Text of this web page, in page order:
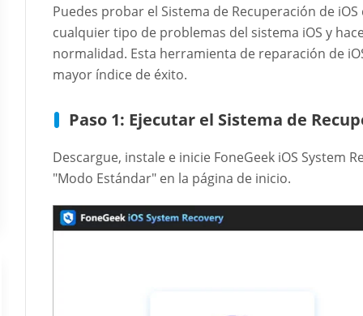
Puedes probar el Sistema de Recuperación de
cualquier tipo de problemas del sistema iOS y
normalidad. Esta herramienta de reparación de
mayor índice de éxito.
Paso 1: Ejecutar el Sistema de
Descargue, instale e inicie FoneGeek iOS System
"Modo Estándar" en la página de inicio.